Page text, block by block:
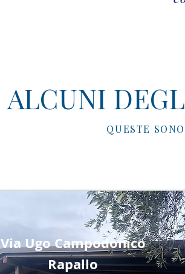
ALCUNI
QUESTE
Via Ugo Campodonico
Rapallo